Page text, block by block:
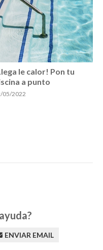
le calor! Pon tu
a punto
05/2022
ENVIAR EMAIL